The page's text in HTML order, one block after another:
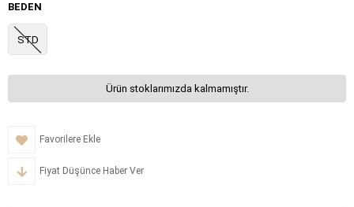
BEDEN
STD
Ürün stoklarımızda kalmamıştır.
Favorilere Ekle
Fiyat Düşünce Haber Ver